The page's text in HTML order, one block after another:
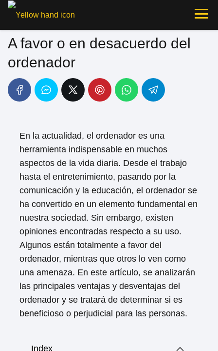
A favor o en desacuerdo del
ordenador
En la actualidad, el ordenador es una
herramienta indispensable en muchos
aspectos de la vida diaria. Desde el trabajo
hasta el entretenimiento, pasando por la
comunicación y la educación, el ordenador se
ha convertido en un elemento fundamental en
nuestra sociedad. Sin embargo, existen
opiniones encontradas respecto a su uso.
Algunos están totalmente a favor del
ordenador, mientras que otros lo ven como
una amenaza. En este artículo, se analizarán
las principales ventajas y desventajas del
ordenador y se tratará de determinar si es
beneficioso o perjudicial para las personas.
Index